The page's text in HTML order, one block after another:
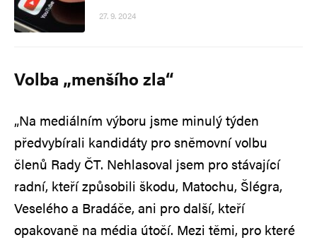
27. 9. 2024
Volba „menšího zla“
„Na mediálním výboru jsme minulý týden
předvybírali kandidáty pro sněmovní volbu
členů Rady ČT. Nehlasoval jsem pro stávající
radní, kteří způsobili škodu, Matochu, Šlégra,
Veselého a Bradáče, ani pro další, kteří
opakovaně na média útočí. Mezi těmi, pro které